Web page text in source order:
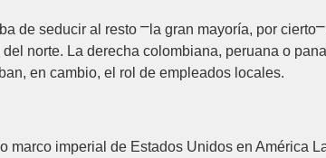
de seducir al resto ⎻la gran mayoría, por
norte. La derecha colombiana, peruana o
en cambio, el rol de empleados locales.
marco imperial de Estados Unidos en América